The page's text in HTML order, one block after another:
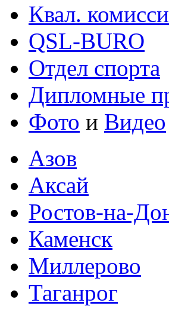
Квал.
QSL-BURO
Отдел спорта
Дипломные
Фото и Видео
Азов
Аксай
Ростов-на-
Каменск
Миллерово
Таганрог